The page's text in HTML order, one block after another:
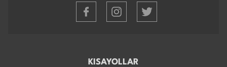
KISAYOLLAR